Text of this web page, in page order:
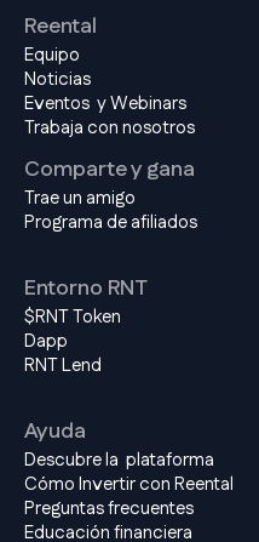
Reental
Equipo
Noticias
Eventos y Webinars
Trabaja con nosotros
Comparte y gana
Trae un amigo
Programa de afiliados
Entorno RNT
$RNT Token
Dapp
RNT Lend
Ayuda
Descubre la plataforma
Cómo Invertir con Reental
Preguntas frecuentes
Educación financiera